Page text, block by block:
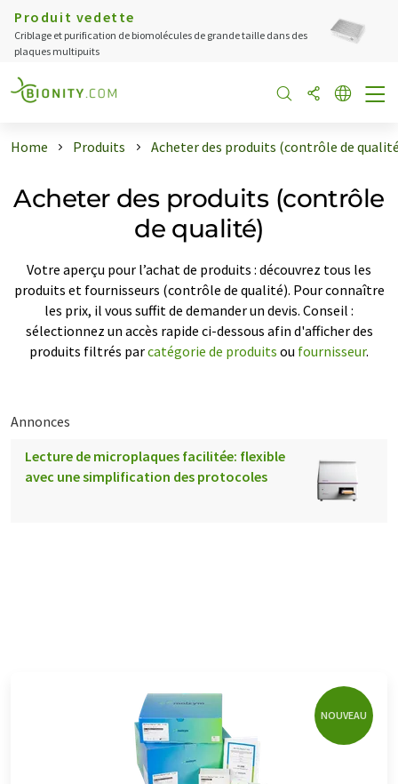
Produit vedette
Criblage et purification de biomolécules de grande taille dans des
plaques multipuits
Home Produits Acheter des produits (contrôle de
Acheter des produits (contrôle
de qualité)
Votre aperçu pour l’achat de produits : découvrez tous les
produits et fournisseurs (contrôle de qualité). Pour connaître
les prix, il vous suffit de demander un devis. Conseil :
sélectionnez un accès rapide ci-dessous afin d'afficher des
produits filtrés parcatégorie de produits ou fournisseur.
Annonces
Lecture de microplaques facilitée: flexible
avec une simplification des protocoles
NOUVEAU